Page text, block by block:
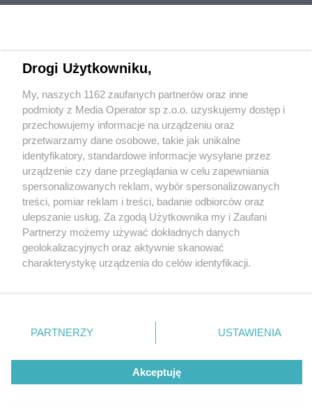
Wydawca mediówlokalnych
Nie zapomnij
zapoznać się z:
polityką prywatności
Twojemiasto
Piekary Śląskie
Chorzów
Tarnowskie Góry
Gliwice
Skontakuj sięz nami
Kontakt
Redakcja
Newsletter
Drogi Użytkowniku,
My, naszych 1162 zaufanych partnerów oraz inne
podmioty z Media Operator sp z.o.o. uzyskujemy dostęp i
przechowujemy informacje na urządzeniu oraz
przetwarzamy dane osobowe, takie jak unikalne
identyfikatory, standardowe informacje wysyłane przez
urządzenie czy dane przeglądania w celu zapewniania
spersonalizowanych reklam, wybór spersonalizowanych
treści, pomiar reklam i treści, badanie odbiorców oraz
ulepszanie usług. Za zgodą Użytkownika my i Zaufani
Partnerzy możemy używać dokładnych danych
geolokalizacyjnych oraz aktywnie skanować
charakterystykę urządzenia do celów identyfikacji.
zmienić/wycofać klikając przycisk ustawień prywatności
znajdujący się w lewym dolnym rogu strony
rodzaje przetwarzania danych nie wymagają zgody
użytkownika, ale masz prawo sprzeciwić się takiemu
przetwarzaniu. Preferencje będą miały zastosowania tylko
PARTNERZY USTAWIENIA
Akceptuję